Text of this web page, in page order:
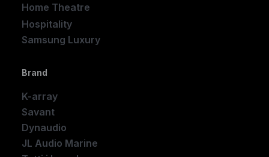
Home Theatre
Hospitality
Samsung Luxury
Brand
K-array
Savant
Dynaudio
JL Audio Marine